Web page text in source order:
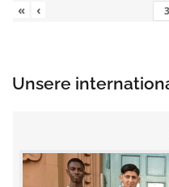
«
‹
Unsere